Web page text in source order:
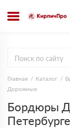
Главная Каталог
Дорожные
Бордюры
Петербурге